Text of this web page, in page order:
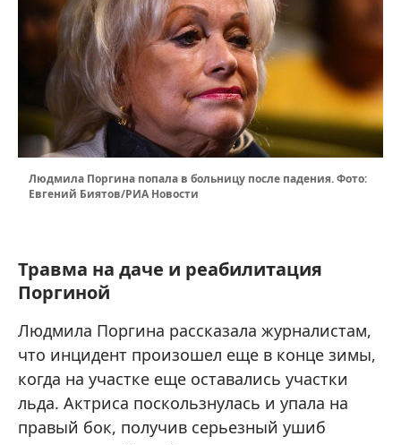
Людмила Поргина попала в больницу после падения. Фото:
Евгений Биятов/РИА Новости
Травма на даче и реабилитация
Поргиной
Людмила Поргина рассказала журналистам,
что инцидент произошел еще в конце зимы,
когда на участке еще оставались участки
льда. Актриса поскользнулась и упала на
правый бок, получив серьезный ушиб